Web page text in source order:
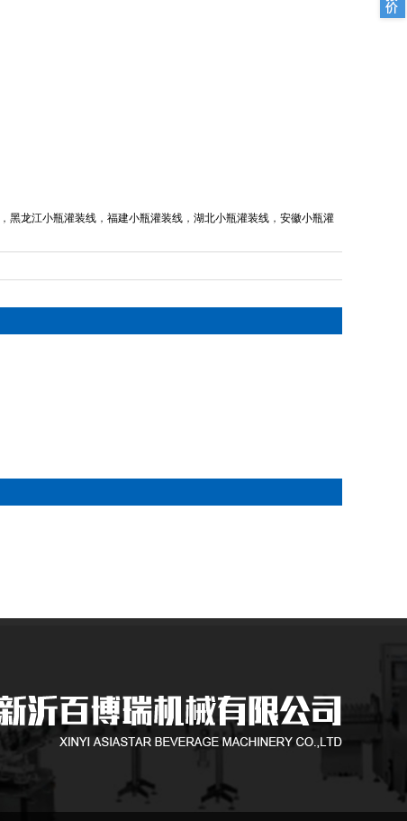
， 黑龙江小瓶灌装线 ， 福建小瓶灌装线 ， 湖北小瓶灌装线 ， 安徽小瓶灌